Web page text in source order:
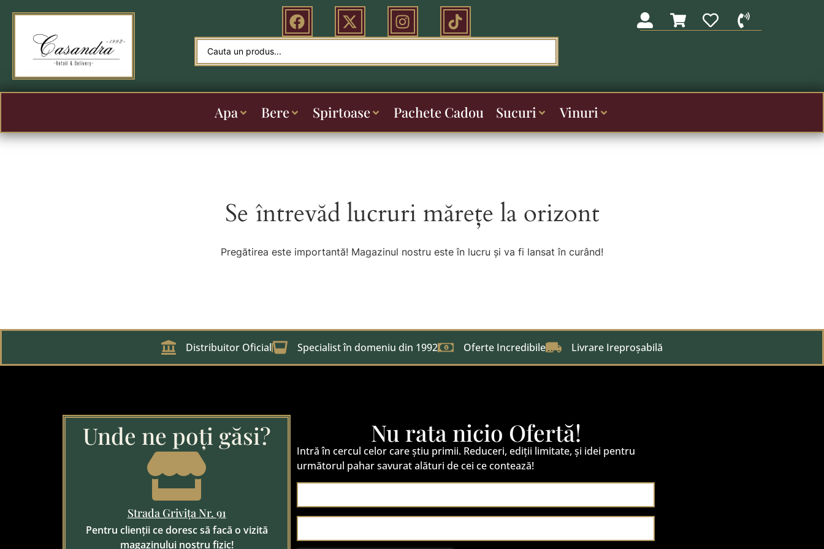
Apa Bere Spirtoase Pachete Cadou Sucuri Vinuri
Se întrevăd lucruri mărețe la orizont
Pregătirea este importantă! Magazinul nostru este în lucru și va fi lansat în curând!
Distribuitor Oficial Specialist în domeniu din 1992 Oferte Incredibile Livrare Ireproșabilă
Unde ne poți găsi?
Strada Grivița Nr. 91
Pentru clienții ce doresc să facă o vizită
magazinului nostru fizic!
Nu rata nicio Ofertă!
Intră în cercul celor care știu primii. Reduceri, ediții limitate, și idei pentru
următorul pahar savurat alături de cei ce contează!